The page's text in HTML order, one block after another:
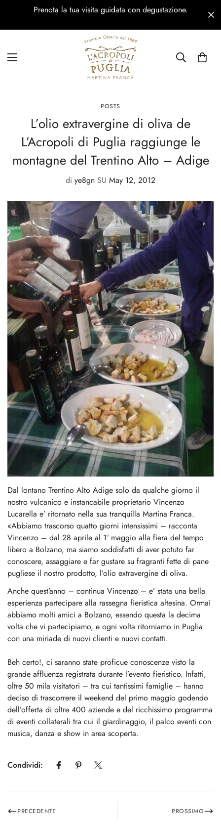
Prenota la tua visita guidata con degustazione.
POSTS
L’olio extravergine di oliva de
L’Acropoli di Puglia raggiunge le
montagne del Trentino Alto – Adige
di ye8gn SU May 12, 2012
Dal lontano Trentino Alto Adige solo da qualche giorno il
nostro vulcanico e instancabile proprietario Vincenzo
Lucarella e’ ritornato nella sua tranquilla Martina Franca.
«Abbiamo trascorso quatto giorni intensissimi – racconta
Vincenzo – dal 28 aprile al 1° maggio alla fiera del tempo
libero a Bolzano, ma siamo soddisfatti di aver potuto far
conoscere, assaggiare e far gustare su fragranti fette di pane
pugliese il nostro prodotto, l’olio extravergine di oliva.
Anche quest’anno – continua Vincenzo – e’ stata una bella
esperienza partecipare alla rassegna fieristica altesina. Ormai
abbiamo molti amici a Bolzano, essendo questa la decima
volta che vi partecipiamo, e ogni volta ritorniamo in Puglia
con una miriade di nuovi clienti e nuovi contatti.
Beh certo!, ci saranno state proficue conoscenze visto la
grande affluenza registrata durante l’evento fieristico. Infatti,
oltre 50 mila visitatori – tra cui tantissimi famiglie – hanno
deciso di trascorrere il weekend del primo maggio godendo
dell’offerta di oltre 400 aziende e del ricchissimo programma
di eventi collaterali tra cui il giardinaggio, il palco eventi con
musica, danza e show in area scoperta.
Condividi:
PRECEDENTE PROSSIMO